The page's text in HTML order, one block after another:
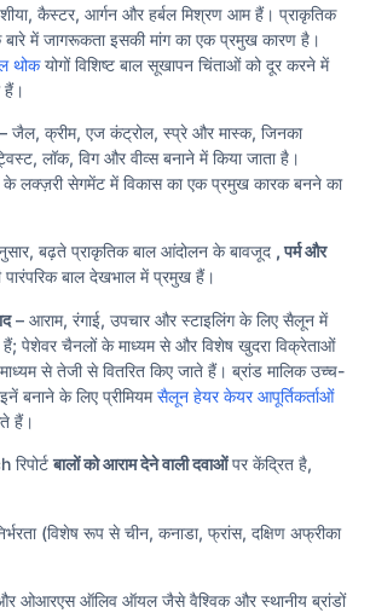
कैस्टर, आर्गन और हर्बल मिश्रण आम हैं। प्राकृतिक
में जागरूकता इसकी मांग का एक प्रमुख कारण है।
थोकयोगों विशिष्ट बाल सूखापन चिंताओं को दूर करने में
हैं।
जैल, क्रीम, एज कंट्रोल, स्प्रे और मास्क, जिनका
लॉक, विग और वीव्स बनाने में किया जाता है।
के लक्ज़री सेगमेंट में विकास का एक प्रमुख कारक बनने का
बढ़ते प्राकृतिक बाल आंदोलन के बावजूद , पर्म और
बाल देखभाल में प्रमुख हैं।
– आराम, रंगाई, उपचार और स्टाइलिंग के लिए सैलून में
हैं; पेशेवर चैनलों के माध्यम से और विशेष खुदरा विक्रेताओं
से तेजी से वितरित किए जाते हैं। ब्रांड मालिक उच्च-
बनाने के लिए प्रीमियमसैलून हेयर केयर आपूर्तिकर्ताओं
हैं।
बालों को आराम देने वाली दवाओंपर केंद्रित है,
(विशेष रूप से चीन, कनाडा, फ्रांस, दक्षिण अफ्रीका
ओआरएस ऑलिव ऑयल जैसे वैश्विक और स्थानीय ब्रांडों